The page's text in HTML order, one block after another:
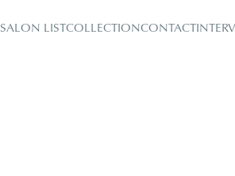
SALON LISTCOLLECTIONCONTACT